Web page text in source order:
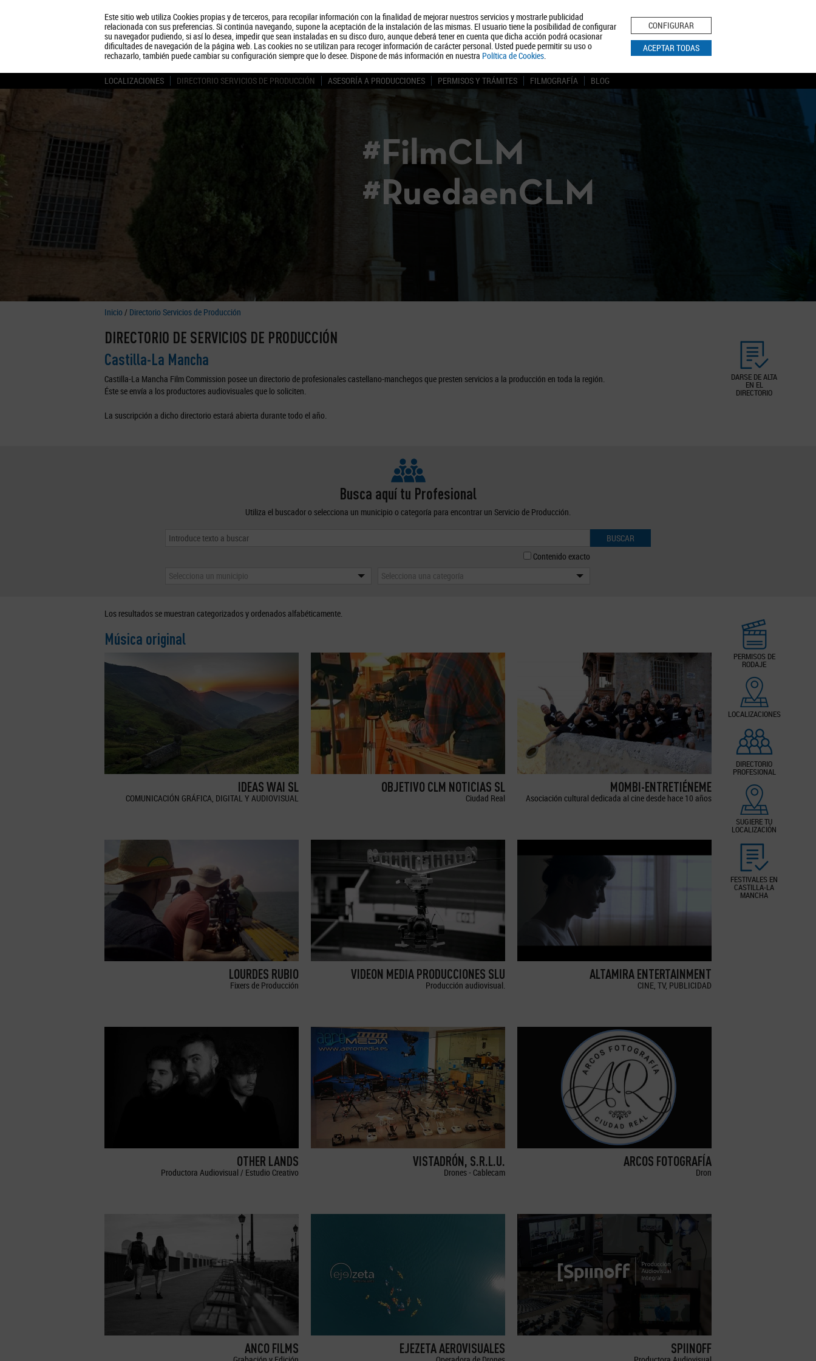
Este sitio web utiliza Cookies propias y de terceros, para recopilar información con la finalidad de mejorar nuestros servicios y mostrarle publicidad
relacionada con sus preferencias. Si continúa navegando, supone la aceptación de la instalación de las mismas. El usuario tiene la posibilidad de configurar
su navegador pudiendo, si así lo desea, impedir que sean instaladas en su disco duro, aunque deberá tener en cuenta que dicha acción podrá ocasionar
dificultades de navegación de la página web. Las cookies no se utilizan para recoger información de carácter personal. Usted puede permitir su uso o
rechazarlo, también puede cambiar su configuración siempre que lo desee. Dispone de más información en nuestra Política de Cookies.
CONFIGURAR
ACEPTAR TODAS
Quiénes somos Turismo Política de Privacidad Aviso Legal Política de Cookies
BUSCAR
LOCALIZACIONES DIRECTORIO SERVICIOS DE PRODUCCIÓN ASESORÍA A PRODUCCIONES PERMISOS Y TRÁMITES FILMOGRAFÍA BLOG
#FilmCLM
#RuedaenCLM
Inicio / Directorio Servicios de Producción
DARSE DE ALTA
EN EL
DIRECTORIO
DIRECTORIO DE SERVICIOS DE PRODUCCIÓN
Castilla-La Mancha
Castilla-La Mancha Film Commission posee un directorio de profesionales castellano-manchegos que presten servicios a la producción en toda la región.
Éste se envía a los productores audiovisuales que lo soliciten.
La suscripción a dicho directorio estará abierta durante todo el año.
Busca aquí tu Profesional
Utiliza el buscador o selecciona un municipio o categoría para encontrar un Servicio de Producción.
BUSCAR
Contenido exacto
Selecciona un municipio
Selecciona una categoría
PERMISOS DE
RODAJE
LOCALIZACIONES
DIRECTORIO
PROFESIONAL
SUGIERE TU
LOCALIZACIÓN
FESTIVALES EN
CASTILLA-LA
MANCHA
Los resultados se muestran categorizados y ordenados alfabéticamente.
Música original
IDEAS WAI SL
COMUNICACIÓN GRÁFICA, DIGITAL Y AUDIOVISUAL
OBJETIVO CLM NOTICIAS SL
Ciudad Real
MOMBI-ENTRETIÉNEME
Asociación cultural dedicada al cine desde hace 10 años
LOURDES RUBIO
Fixers de Producción
VIDEON MEDIA PRODUCCIONES SLU
Producción audiovisual.
ALTAMIRA ENTERTAINMENT
CINE, TV, PUBLICIDAD
OTHER LANDS
Productora Audiovisual / Estudio Creativo
VISTADRÓN, S.R.L.U.
Drones - Cablecam
ARCOS FOTOGRAFÍA
Dron
ANCO FILMS EJEZETA AEROVISUALES SPIINOFF